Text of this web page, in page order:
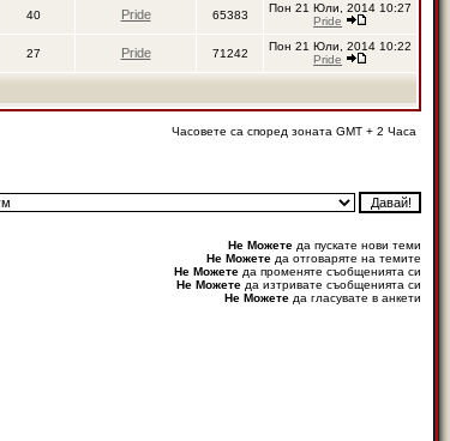
40 Pride 65383
Пон 21 Юли, 2014 10:27
Pride
27 Pride 71242
Пон 21 Юли, 2014 10:22
Pride
Часовете са според зоната GMT + 2 Часа
Не Можете да пускате нови теми
Не Можете да отговаряте на темите
Не Можете да променяте съобщенията си
Не Можете да изтривате съобщенията си
Не Можете да гласувате в анкети